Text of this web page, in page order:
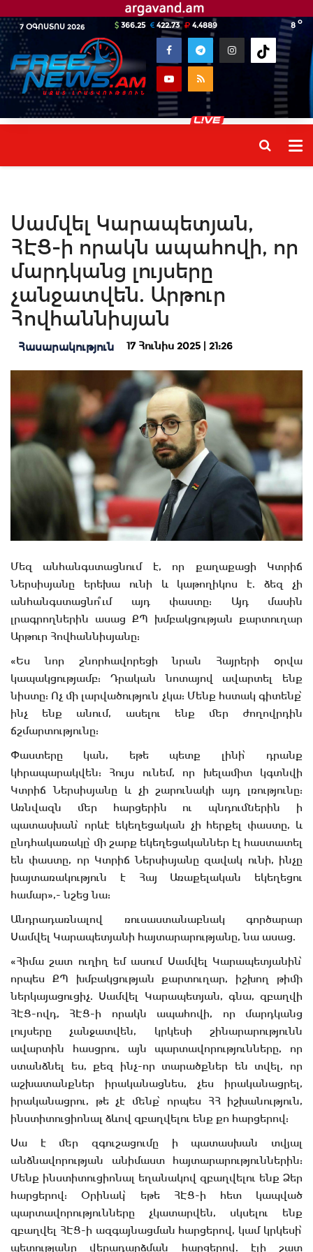
7 ՕԳՈՍՏՈՍ 2026 8 o
366.25 422.73 4.4889
Սամվել Կարապետյան,
ՀԷՑ-ի որակն ապահովի, որ
մարդկանց լույսերը
չանջատվեն. Արթուր
Հովհաննիսյան
Հասարակություն 17 Հունիս 2025 | 21:26
Մեզ անհանգստացնում է, որ քաղաքացի Կտրիճ
Ներսիսյանը երեխա ունի և կաթողիկոս է. ձեզ չի
անհանգստացնո՞ւմ այդ փաստը: Այդ մասին
լրագրողներին ասաց ՔՊ խմբակցության քարտուղար
Արթուր Հովհաննիսյանը:
«Ես նոր շնորհավորեցի նրան Հայրերի օրվա
կապակցությամբ: Դրական նոտայով ավարտել ենք
նիստը: Ոչ մի լարվածություն չկա: Մենք հստակ գիտենք՝
ինչ ենք անում, ասելու ենք մեր ժողովրդին
ճշմարտությունը:
Փաստերը կան, եթե պետք լինի՝ դրանք
կհրապարակվեն: Հույս ունեմ, որ խելամիտ կգտնվի
Կտրիճ Ներսիսյանը և չի շարունակի այդ լռությունը:
Առնվազն մեր հարցերին ու պնդումներին ի
պատասխան՝ որևէ եկեղեցական չի հերքել փաստը, և
ընդհակառակը՝ մի շարք եկեղեցականներ էլ հաստատել
են փաստը, որ Կտրիճ Ներսիսյանը զավակ ունի, ինչը
խայտառակություն է Հայ Առաքելական եկեղեցու
համար»,- նշեց նա:
Անդրադառնալով ռուսաստանաբնակ գործարար
Սամվել Կարապետյանի հայտարարությանը, նա ասաց.
«Հիմա շատ ուղիղ եմ ասում Սամվել Կարապետյանին՝
որպես ՔՊ խմբակցության քարտուղար, իշխող թիմի
ներկայացուցիչ. Սամվել Կարապետյան, գնա, զբաղվի
ՀԷՑ-ովդ, ՀԷՑ-ի որակն ապահովի, որ մարդկանց
լույսերը չանջատվեն, կրկեսի շինարարությունն
ավարտին հասցրու, այն պարտավորությունները, որ
ստանձնել ես, քեզ ինչ-որ տարածքներ են տվել, որ
աշխատանքներ իրականացնես, չես իրականացրել,
իրականացրու, թե չէ մենք՝ որպես ՀՀ իշխանություն,
ինստիտուցիոնալ ձևով զբաղվելու ենք քո հարցերով:
Սա է մեր զգուշացումը ի պատասխան տվյալ
անձնավորության անիմաստ հայտարարություններին:
Մենք ինստիտուցիոնալ եղանակով զբաղվելու ենք Ձեր
հարցերով: Օրինակ՝ եթե ՀԷՑ-ի հետ կապված
պարտավորությունները չկատարվեն, սկսելու ենք
զբաղվել ՀԷՑ-ի ազգայնացման հարցերով, կամ կրկեսի՝
պետությանը վերադարձման հարցերով. էլի շատ